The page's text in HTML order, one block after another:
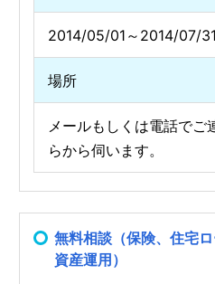
2014/05/01～2014/07/31
場所
メールもしくは電話でご
らから伺います。
無料相談（保険、住宅ロ
資産運用）